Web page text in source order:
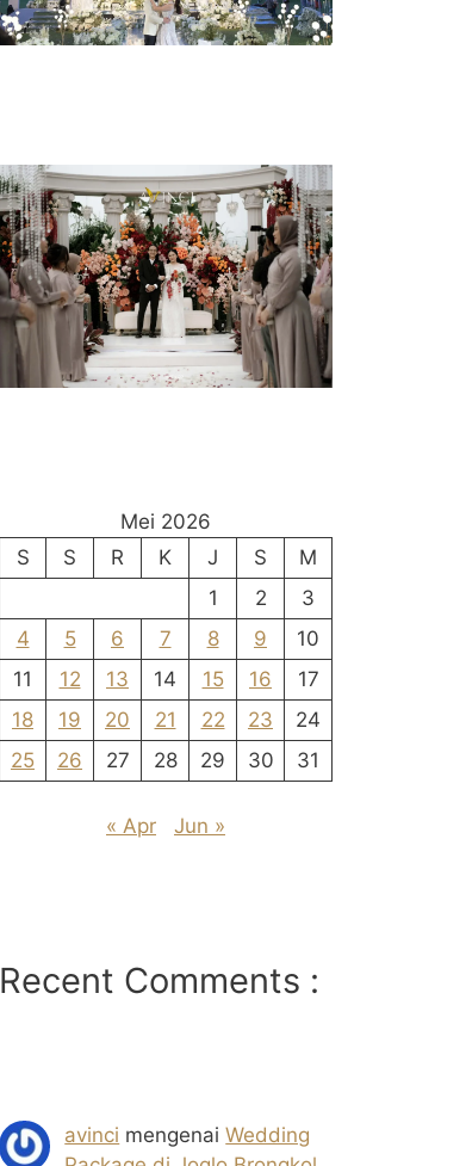
Mei 2026
S
S R K J S
M
1
2
3
4
5 6 7 8 9
10
11
12 13 14 15 16
17
18
19 20 21 22 23
24
25
26 27 28 29 30 31
« Apr Jun »
Recent Comments :
avinci mengenaiWedding